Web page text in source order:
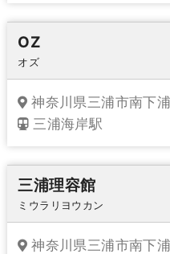
OZ
オズ
神奈川県三浦市南下
三浦海岸駅
三浦理容館
ミウラリヨウカン
神奈川県三浦市南下